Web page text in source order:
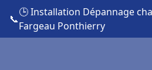
📞
🕒 Installation Dépannage
Fargeau Ponthierry